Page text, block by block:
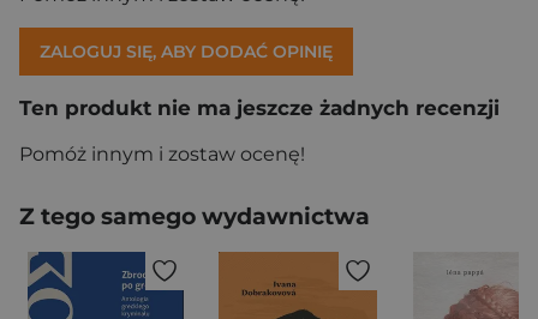
ZALOGUJ SIĘ, ABY DODAĆ OPINIĘ
Ten produkt nie ma jeszcze żadnych recenzji
Pomóż innym i zostaw ocenę!
Z tego samego wydawnictwa